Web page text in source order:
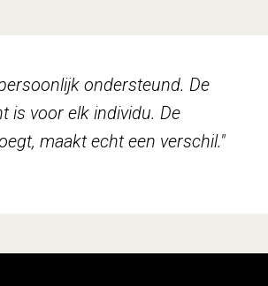
ondersteund. De
is voor elk individu. De
maakt echt een verschil."